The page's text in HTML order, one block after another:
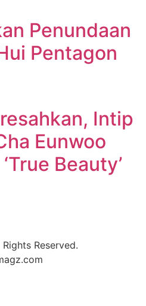
Penundaan
Pentagon
Intip
Eunwoo
Beauty’
Reserved.